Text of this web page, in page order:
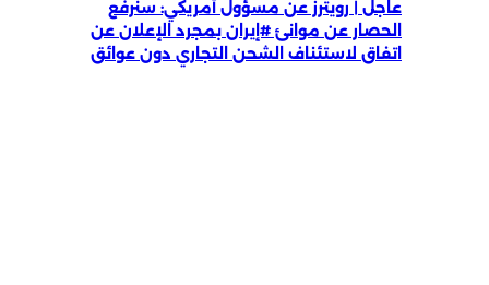
عاجل | رويترز عن مسؤول أمريكي: سنرفع
الحصار عن موانئ #إيران بمجرد الإعلان عن
اتفاق لاستئناف الشحن التجاري دون عوائق